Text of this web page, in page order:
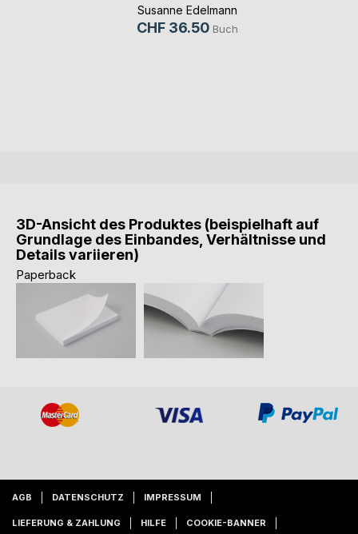
Susanne Edelmann
CHF 36.50 Buch
3D-Ansicht des Produktes (beispielhaft auf
Grundlage des Einbandes, Verhältnisse und
Details variieren)
Paperback
AGB DATENSCHUTZ IMPRESSUM
LIEFERUNG & ZAHLUNG HILFE COOKIE-BANNER